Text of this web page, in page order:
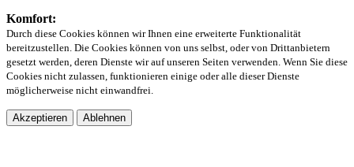
Komfort:
Durch diese Cookies können wir Ihnen eine erweiterte Funktionalität
bereitzustellen. Die Cookies können von uns selbst, oder von Drittanbietern
gesetzt werden, deren Dienste wir auf unseren Seiten verwenden. Wenn Sie diese
Cookies nicht zulassen, funktionieren einige oder alle dieser Dienste
möglicherweise nicht einwandfrei.
Akzeptieren Ablehnen